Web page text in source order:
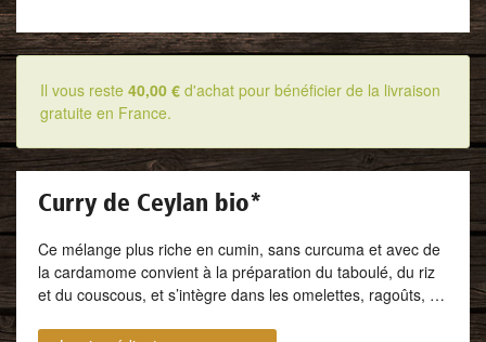
Il vous reste 40,00 € d'achat pour bénéficier de la livraison
gratuite en France.
Curry de Ceylan bio*
Ce mélange plus riche en cumin, sans curcuma et avec de
la cardamome convient à la préparation du taboulé, du riz
et du couscous, et s’intègre dans les omelettes, ragoûts, …